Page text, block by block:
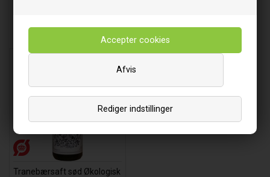
Rediger indstillinger
Afvis
Relaterede varer
Tranebærsaft sød Økologisk